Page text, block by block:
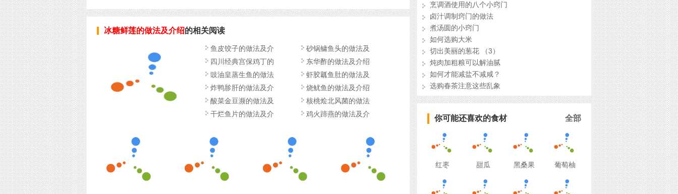
冰糖鲜莲的做法及介绍的相关阅读
鱼皮饺子的做法及介
砂锅鳙鱼头的做法及
四川经典宫保鸡丁的
东华酢的做法及介绍
豉油皇蒸生鱼的做法
虾胶瓤鱼肚的做法及
炸鸭胗肝的做法及介
烧鱿鱼的做法及介绍
酸菜金豆濒的做法及
核桃烩北风菌的做法
干烂鱼片的做法及介
鸡火蹄燕的做法及介
烹调酒使用的八个小窍门
卤汁调制窍门的做法
煮汤圆的小窍门
如何选购大米
切出美丽的葱花 （3）
炖肉加粗粮可以解油腻
如何才能减盐不减咸？
选购春茶注意这些乱象
全部
你可能还喜欢的食材
红枣 甜瓜 黑桑果 葡萄柚